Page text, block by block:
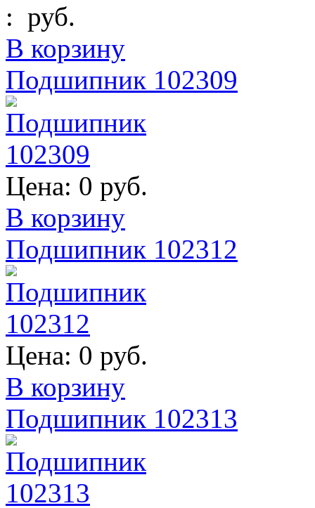
: руб.
В корзину
Подшипник 102309
Цена: 0 руб.
В корзину
Подшипник 102312
Цена: 0 руб.
В корзину
Подшипник 102313